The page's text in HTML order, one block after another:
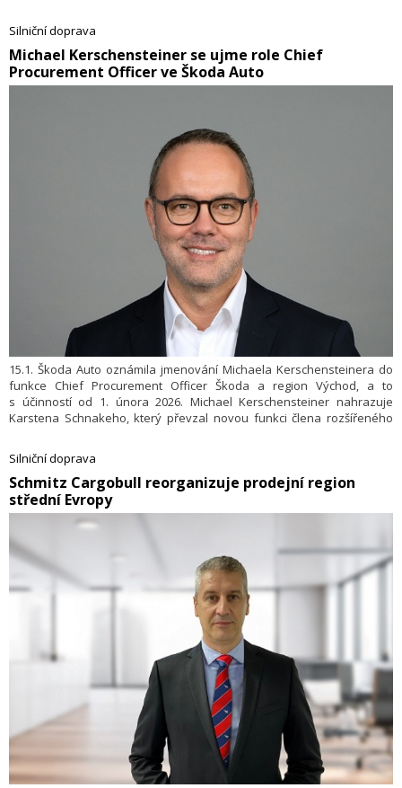
XG+ Electric se mohou pochlubit také nejprostornějšími kabinami
na trhu.
Silniční doprava
​Michael Kerschensteiner se ujme role Chief
Procurement Officer ve Škoda Auto
15.1. Škoda Auto oznámila jmenování Michaela Kerschensteinera do
funkce Chief Procurement Officer Škoda a region Východ, a to
s účinností od 1. února 2026. Michael Kerschensteiner nahrazuje
Karstena Schnakeho, který převzal novou funkci člena rozšířeného
Volkswagen odpovědného za Nákup. Michael Kerschensteiner bude
ve své funkci Chief Procurement Officer zodpovědný také za oblast
nákupu v regionu Východ v rámci celé skupiny Brand Group Core.
Silniční doprava
​Schmitz Cargobull reorganizuje prodejní region
střední Evropy